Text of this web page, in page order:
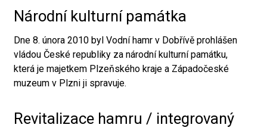
Národní kulturní památka
Dne 8. února 2010 byl Vodní hamr v Dobřívě prohlášen
vládou České republiky za národní kulturní památku,
která je majetkem Plzeňského kraje a Západočeské
muzeum v Plzni ji spravuje.
Revitalizace hamru / integrovaný